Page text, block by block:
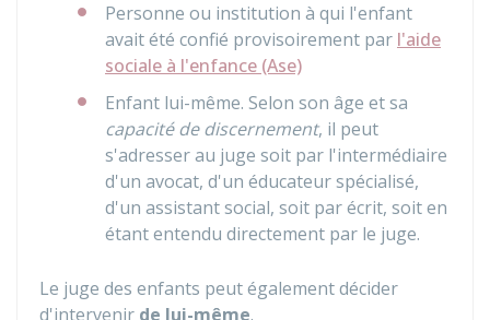
Personne ou institution à qui l'enfant
avait été confié provisoirement par l'aide
sociale à l'enfance (Ase)
Enfant lui-même. Selon son âge et sa
capacité de discernement, il peut
s'adresser au juge soit par l'intermédiaire
d'un avocat, d'un éducateur spécialisé,
d'un assistant social, soit par écrit, soit en
étant entendu directement par le juge.
Le juge des enfants peut également décider
d'intervenir de lui-même.